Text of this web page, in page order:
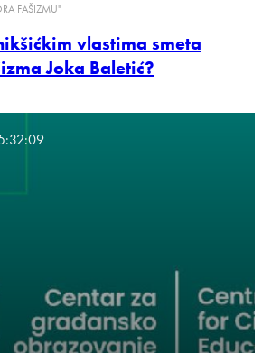
FAŠIZMU"
vlastima smeta
Joka Baletić?